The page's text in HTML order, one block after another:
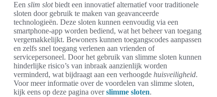
Een slim slotbiedt een innovatief alternatief voor traditionele
sloten door gebruik te maken van geavanceerde
technologieën. Deze sloten kunnen eenvoudig via een
smartphone-app worden bediend, wat het beheer van toegang
vergemakkelijkt. Bewoners kunnen toegangscodes aanpassen
en zelfs snel toegang verlenen aan vrienden of
servicepersoneel. Door het gebruik van slimme sloten kunnen
hinderlijke risico’s van inbraak aanzienlijk worden
verminderd, wat bijdraagt aan een verhoogde huisveiligheid.
Voor meer informatie over de voordelen van slimme sloten,
kijk eens op deze pagina overslimme sloten.